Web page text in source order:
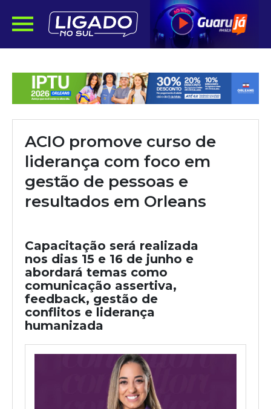
ACIO promove curso de
liderança com foco em
gestão de pessoas e
resultados em Orleans
Capacitação será realizada
nos dias 15 e 16 de junho e
abordará temas como
comunicação assertiva,
feedback, gestão de
conflitos e liderança
humanizada